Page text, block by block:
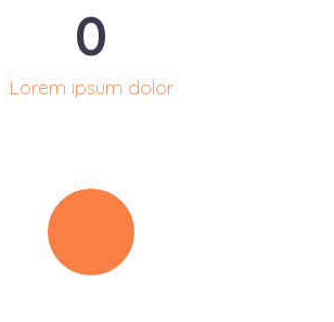
0
Lorem ipsum dolor